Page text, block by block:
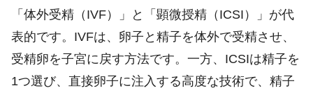
「体外受精（IVF）」と「顕微授精（ICSI）」が代
表的です。IVFは、卵子と精子を体外で受精させ、
受精卵を子宮に戻す方法です。一方、ICSIは精子を
1つ選び、直接卵子に注入する高度な技術で、精子